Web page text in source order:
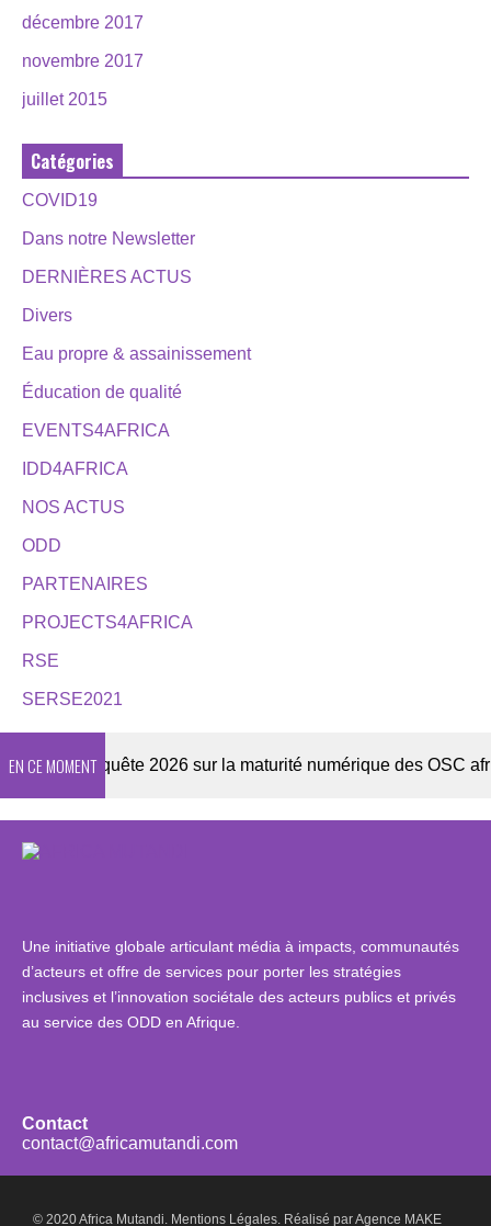
décembre 2017
novembre 2017
juillet 2015
Catégories
COVID19
Dans notre Newsletter
DERNIÈRES ACTUS
Divers
Eau propre & assainissement
Éducation de qualité
EVENTS4AFRICA
IDD4AFRICA
NOS ACTUS
ODD
PARTENAIRES
PROJECTS4AFRICA
RSE
SERSE2021
EN CE MOMENT
Enquête 2026 sur la maturité numérique des OSC
Une initiative globale articulant média à impacts, communautés
d’acteurs et offre de services pour porter les stratégies
inclusives et l’innovation sociétale des acteurs publics et privés
au service des ODD en Afrique.
Contact
contact@africamutandi.com
© 2020 Africa Mutandi. Mentions Légales. Réalisé parAgence MAKE